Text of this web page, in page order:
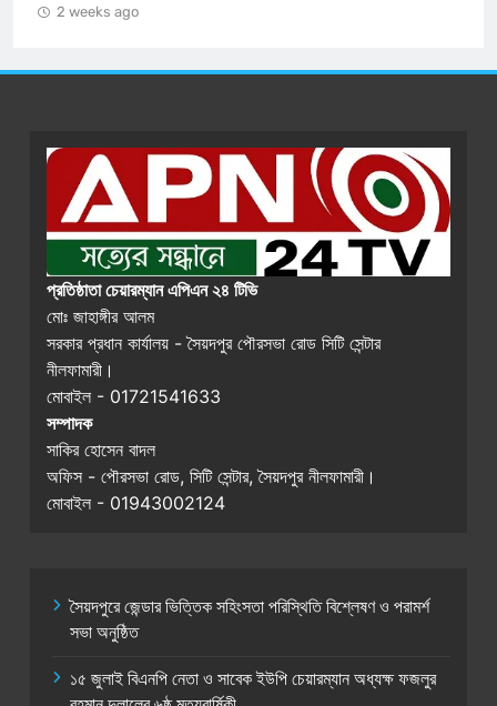
প্রতিষ্ঠাতা চেয়ারম্যান এপিএন ২৪ টিভি
মোঃ জাহাঙ্গীর আলম
সরকার প্রধান কার্যালয় - সৈয়দপুর পৌরসভা রোড সিটি সেন্টার
নীলফামারী।
মোবাইল - 01721541633
সম্পাদক
সাকির হোসেন বাদল
অফিস - পৌরসভা রোড, সিটি সেন্টার, সৈয়দপুর নীলফামারী।
মোবাইল - 01943002124
সৈয়দপুরে জেন্ডার ভিত্তিক সহিংসতা পরিস্থিতি বিশ্লেষণ ও পরামর্শ
সভা অনুষ্ঠিত
১৫ জুলাই বিএনপি নেতা ও সাবেক ইউপি চেয়ারম্যান অধ্যক্ষ ফজলুর